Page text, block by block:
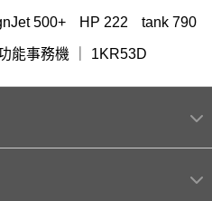
500+ HP 222 tank 790
能事務機 ｜ 1KR53D
119 416
A3彩色雷射印表機
日本製
M283fdw 無線雙面觸控彩